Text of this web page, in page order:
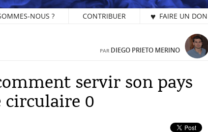
NOUS ? CONTRIBUER ♥ FAIRE UN DON
PAR DIEGO PRIETO MERINO
servir son pays
circulaire 0
1